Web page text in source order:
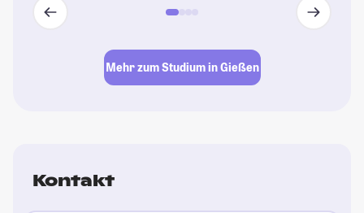
Mehr zum Studium in Gießen
Kontakt